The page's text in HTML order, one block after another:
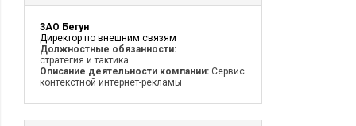
ЗАО Бегун
Директор по внешним связям
Должностные обязанности:
стратегия и тактика
Описание деятельности компании: Сервис
контекстной интернет-рекламы